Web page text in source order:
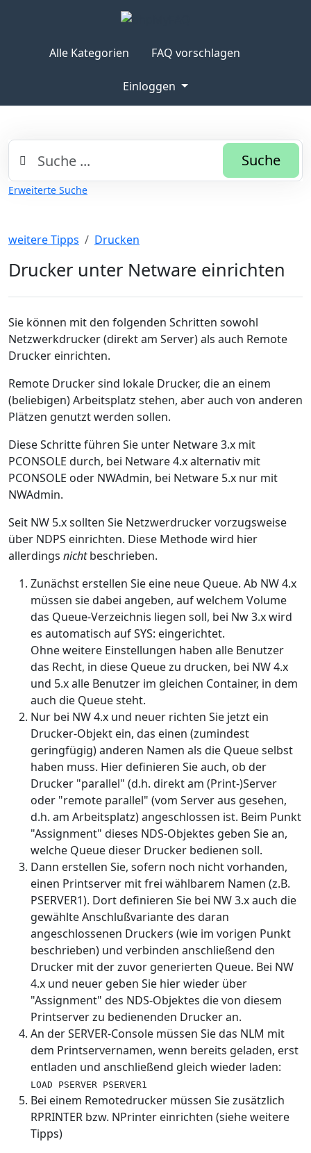
Alle Kategorien FAQ vorschlagen
Einloggen
Suche
Erweiterte Suche
weitere Tipps Drucken
Drucker unter Netware einrichten
Sie können mit den folgenden Schritten sowohl
Netzwerkdrucker (direkt am Server) als auch Remote
Drucker einrichten.
Remote Drucker sind lokale Drucker, die an einem
(beliebigen) Arbeitsplatz stehen, aber auch von anderen
Plätzen genutzt werden sollen.
Diese Schritte führen Sie unter Netware 3.x mit
PCONSOLE durch, bei Netware 4.x alternativ mit
PCONSOLE oder NWAdmin, bei Netware 5.x nur mit
NWAdmin.
Seit NW 5.x sollten Sie Netzwerdrucker vorzugsweise
über NDPS einrichten. Diese Methode wird hier
allerdings nichtbeschrieben.
Zunächst erstellen Sie eine neue Queue. Ab NW 4.x
müssen sie dabei angeben, auf welchem Volume
das Queue-Verzeichnis liegen soll, bei Nw 3.x wird
es automatisch auf SYS: eingerichtet.
Ohne weitere Einstellungen haben alle Benutzer
das Recht, in diese Queue zu drucken, bei NW 4.x
und 5.x alle Benutzer im gleichen Container, in dem
auch die Queue steht.
Nur bei NW 4.x und neuer richten Sie jetzt ein
Drucker-Objekt ein, das einen (zumindest
geringfügig) anderen Namen als die Queue selbst
haben muss. Hier definieren Sie auch, ob der
Drucker "parallel" (d.h. direkt am (Print-)Server
oder "remote parallel" (vom Server aus gesehen,
d.h. am Arbeitsplatz) angeschlossen ist. Beim Punkt
"Assignment" dieses NDS-Objektes geben Sie an,
welche Queue dieser Drucker bedienen soll.
Dann erstellen Sie, sofern noch nicht vorhanden,
einen Printserver mit frei wählbarem Namen (z.B.
PSERVER1). Dort definieren Sie bei NW 3.x auch die
gewählte Anschlußvariante des daran
angeschlossenen Druckers (wie im vorigen Punkt
beschrieben) und verbinden anschließend den
Drucker mit der zuvor generierten Queue. Bei NW
4.x und neuer geben Sie hier wieder über
"Assignment" des NDS-Objektes die von diesem
Printserver zu bedienenden Drucker an.
An der SERVER-Console müssen Sie das NLM mit
dem Printservernamen, wenn bereits geladen, erst
entladen und anschließend gleich wieder laden:
LOAD PSERVER PSERVER1
Bei einem Remotedrucker müssen Sie zusätzlich
RPRINTER bzw. NPrinter einrichten (siehe weitere
Tipps)